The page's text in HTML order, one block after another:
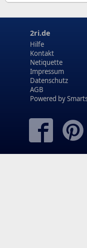
2ri.de
Hilfe
Kontakt
Netiquette
Impressum
Datenschutz
AGB
Powered by